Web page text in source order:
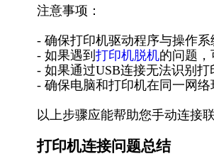
注意事项：
- 确保打印机驱动程序与操作系
- 如果遇到 打印机脱机的问题，
- 如果通过USB连接无法识别打
- 确保电脑和打印机在同一网
以上步骤应能帮助您手动连接
打印机连接问题总结